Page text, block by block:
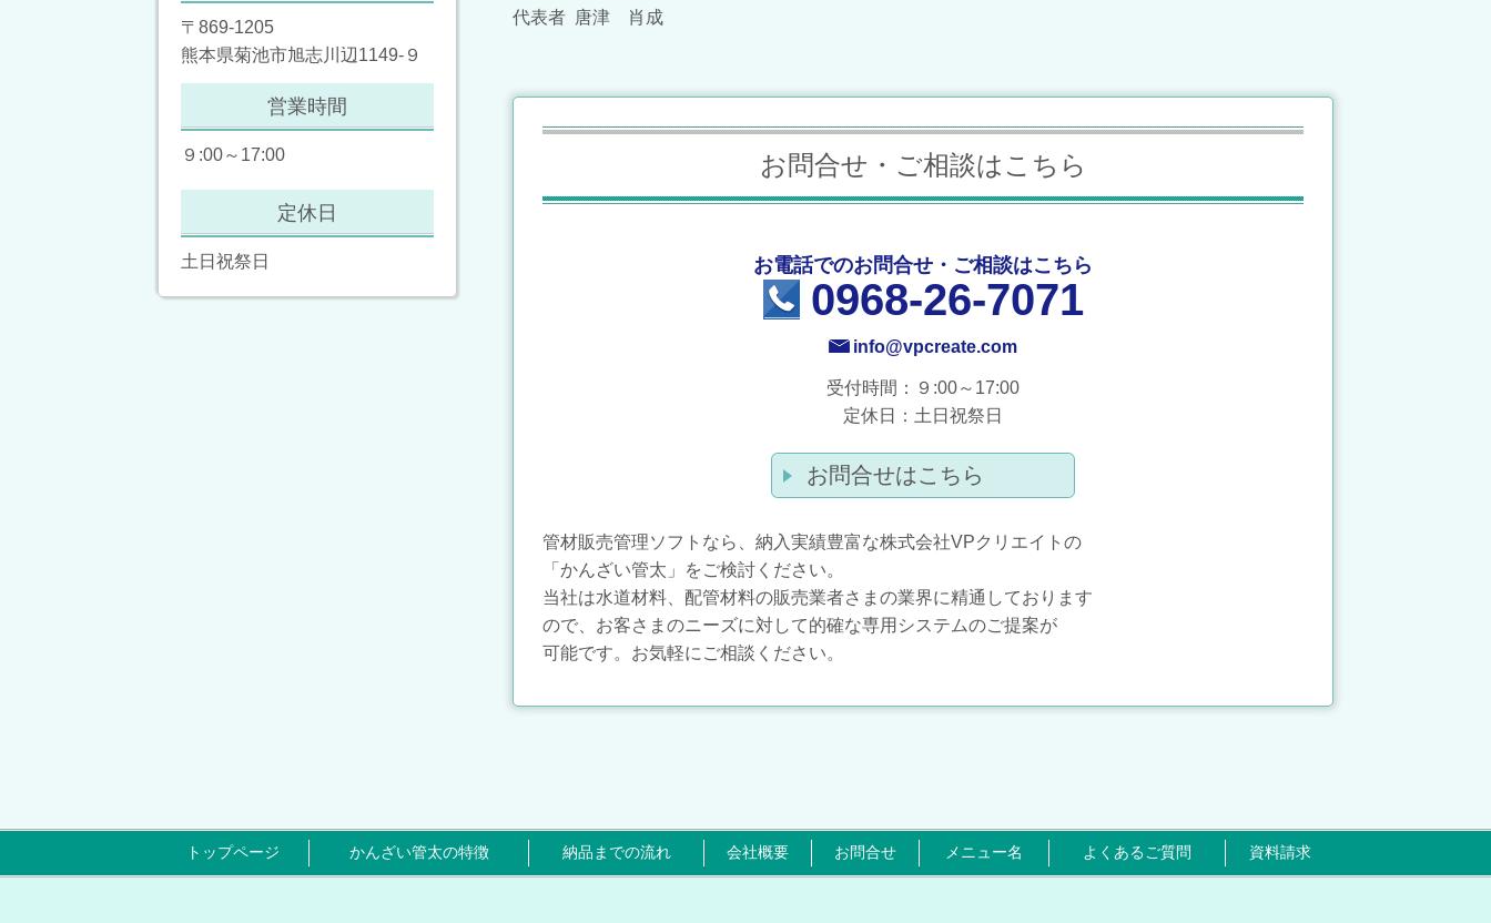
代表者 唐津 肖成
お問合せ・ご相談はこちら
お電話でのお問合せ・ご相談はこちら
0968-26-7071
info@vpcreate.com
受付時間：９:00～17:00
定休日：土日祝祭日
お問合せはこちら
管材販売管理ソフトなら、納入実績豊富な株式会社VPクリエイトの
「かんざい管太」をご検討ください。
当社は水道材料、配管材料の販売業者さまの業界に精通しております
ので、お客さまのニーズに対して的確な専用システムのご提案が
可能です。お気軽にご相談ください。
〒869-1205
熊本県菊池市旭志川辺1149-９
営業時間
９:00～17:00
定休日
土日祝祭日
トップページ かんざい管太の特徴 納品までの流れ 会社概要 お問合せ メニュー名 よくあるご質問 資料請求